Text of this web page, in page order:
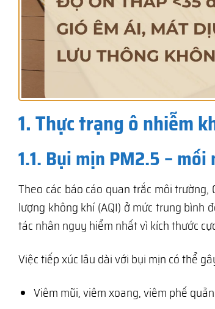
1. Thực trạng ô nhiễm
1.1. Bụi mịn PM2.5 –
Theo các báo cáo quan trắc môi
lượng không khí (AQI) ở mức trung bình
tác nhân nguy hiểm nhất vì kích thước
Việc tiếp xúc lâu dài với bụi mịn có thể
Viêm mũi, viêm xoang, viêm phế quản